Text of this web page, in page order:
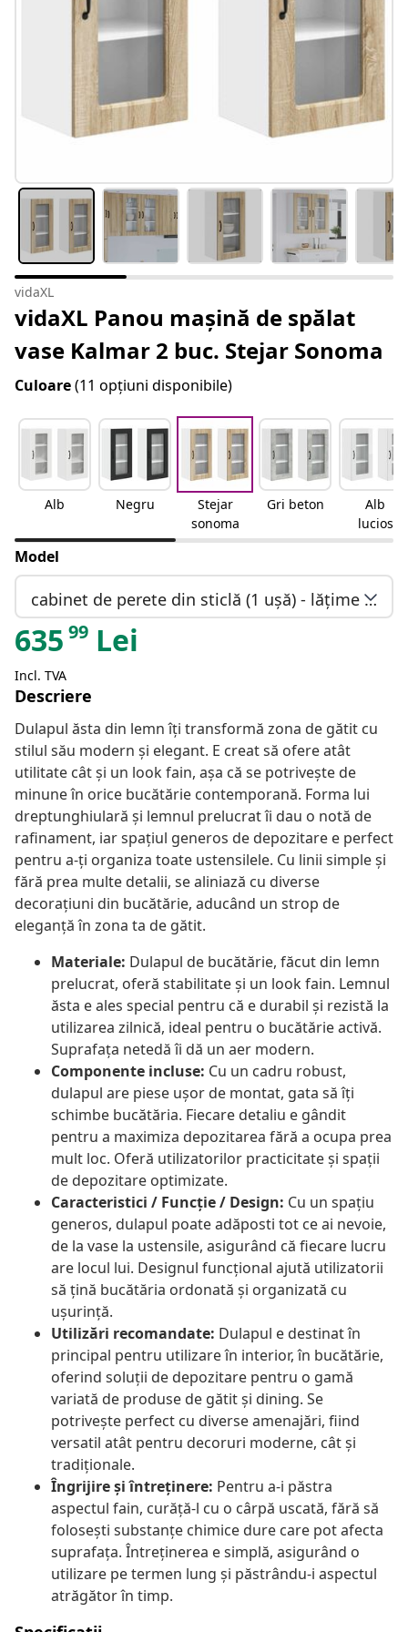
vidaXL
vidaXL Panou mașină de spălat
vase Kalmar 2 buc. Stejar Sonoma
Culoare(11 opțiuni disponibile)
Alb Negru
Stejar
sonoma
Gri beton
Alb
lucios
Model
cabinet de perete din sticlă (1 ușă) - lățime 40 cm, înălțime 80 cm
635 99 Lei
Incl. TVA
Descriere
Dulapul ăsta din lemn îți transformă zona de gătit cu
stilul său modern și elegant. E creat să ofere atât
utilitate cât și un look fain, așa că se potrivește de
minune în orice bucătărie contemporană. Forma lui
dreptunghiulară și lemnul prelucrat îi dau o notă de
rafinament, iar spațiul generos de depozitare e perfect
pentru a-ți organiza toate ustensilele. Cu linii simple și
fără prea multe detalii, se aliniază cu diverse
decorațiuni din bucătărie, aducând un strop de
eleganță în zona ta de gătit.
Materiale: Dulapul de bucătărie, făcut din lemn
prelucrat, oferă stabilitate și un look fain. Lemnul
ăsta e ales special pentru că e durabil și rezistă la
utilizarea zilnică, ideal pentru o bucătărie activă.
Suprafața netedă îi dă un aer modern.
Componente incluse: Cu un cadru robust,
dulapul are piese ușor de montat, gata să îți
schimbe bucătăria. Fiecare detaliu e gândit
pentru a maximiza depozitarea fără a ocupa prea
mult loc. Oferă utilizatorilor practicitate și spații
de depozitare optimizate.
Caracteristici / Funcție / Design: Cu un spațiu
generos, dulapul poate adăposti tot ce ai nevoie,
de la vase la ustensile, asigurând că fiecare lucru
are locul lui. Designul funcțional ajută utilizatorii
să țină bucătăria ordonată și organizată cu
ușurință.
Utilizări recomandate: Dulapul e destinat în
principal pentru utilizare în interior, în bucătărie,
oferind soluții de depozitare pentru o gamă
variată de produse de gătit și dining. Se
potrivește perfect cu diverse amenajări, fiind
versatil atât pentru decoruri moderne, cât și
tradiționale.
Îngrijire și întreținere: Pentru a-i păstra
aspectul fain, curăță-l cu o cârpă uscată, fără să
folosești substanțe chimice dure care pot afecta
suprafața. Întreținerea e simplă, asigurând o
utilizare pe termen lung și păstrându-i aspectul
atrăgător în timp.